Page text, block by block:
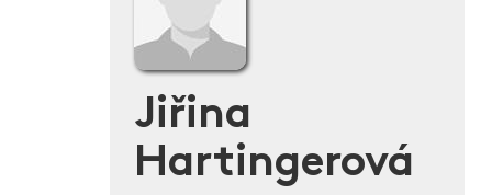
Jiřina
Hartingerová